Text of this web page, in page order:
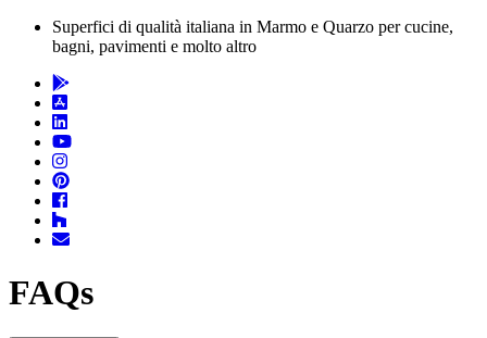
Superfici di qualità italiana in Marmo e Quarzo per cucine,
bagni, pavimenti e molto altro
FAQs